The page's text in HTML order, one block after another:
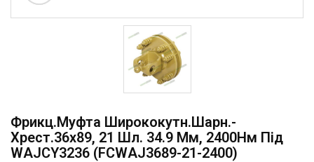
Фрикц.муфта Ширококутн.шарн.-
Хрест.36х89, 21 Шл. 34.9 Мм, 2400Нм Під
WAJCY3236 (FCWAJ3689-21-2400)